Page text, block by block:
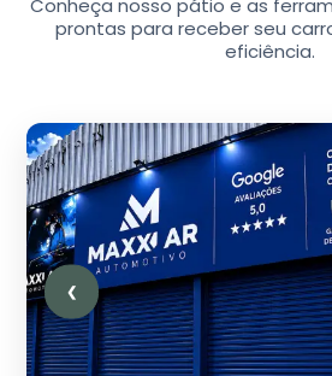
Conheça nosso pátio e as
prontas para receber seu
eficiência.
❮